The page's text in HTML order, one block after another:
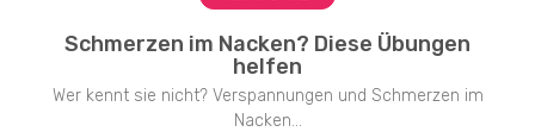
Schmerzen im Nacken? Diese Übungen
helfen
Wer kennt sie nicht? Verspannungen und Schmerzen im
Nacken...